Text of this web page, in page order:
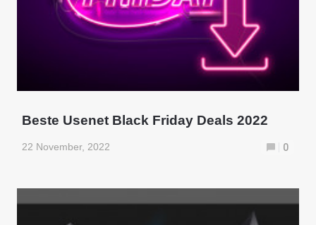
Beste Usenet Black Friday Deals 2022
22 November, 2022 0